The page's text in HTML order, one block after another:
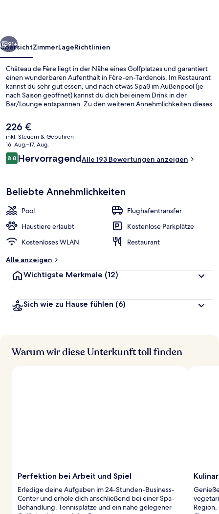
Weiter
91+
ÜbersichtZimmerLageRichtlinien
Château de Fère liegt in der Nähe eines Golfplatzes und garantiert
einen wunderbaren Aufenthalt in Fère-en-Tardenois. Im Restaurant
kannst du sehr gut essen, und nach etwas Spaß im Außenpool (je
nach Saison geöffnet) kannst du dich bei einem Drink in der
Bar/Lounge entspannen. Zu den weiteren Annehmlichkeiten dieses
kostenloser Fahrradverleih und eine Terrasse.
Der
aktuelle
Preis
beträgt
226 €.
226 €
inkl. Steuern & Gebühren
16. Aug.–17. Aug.
Bewertungen
8,88,8 von 10.
HervorragendAlle 193 Bewertungen anzeigen
Beliebte Annehmlichkeiten
Pool
Flughafentransfer
Haustiere erlaubt
Kostenlose Parkplätze
Kostenloses WLAN
Restaurant
Alle anzeigen
Wichtigste Merkmale (12)
Sich wie zu Hause fühlen (6)
Warum wir diese Unterkunft toll finden
Perfektion bei Arbeit und Spiel
Erledige deine Aufgaben im 24-Stunden-Business-
Center und erhole dich anschließend bei einer Spa-
Behandlung. Tennisplätze und ein nahe gelegener